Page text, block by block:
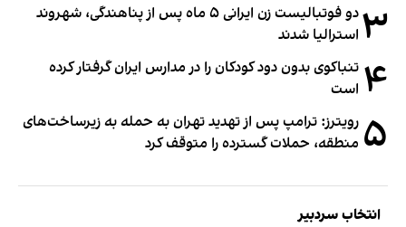
۳
دو فوتبالیست زن ایرانی ۵ ماه پس از پناهندگی، شهروند
استرالیا شدند
۴ تنباکوی بدون دود کودکان را در مدارس ایران گرفتار کرده
است
۵ رویترز: ترامپ پس از تهدید تهران به حمله به زیرساخت‌های
منطقه، حملات گسترده را متوقف کرد
انتخاب سردبیر